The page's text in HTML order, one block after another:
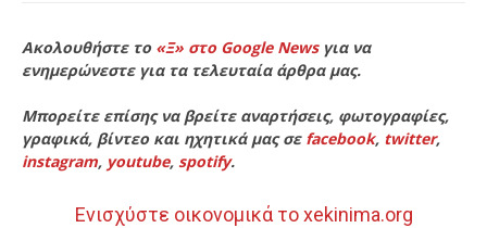
Ακολουθήστε το «Ξ» στο Google Newsγια να
ενημερώνεστε για τα τελευταία άρθρα μας.
Μπορείτε επίσης να βρείτε αναρτήσεις, φωτογραφίες,
γραφικά, βίντεο και ηχητικά μας σε facebook, twitter,
instagram, youtube, spotify.
Ενισχύστε οικονομικά το xekinima.org